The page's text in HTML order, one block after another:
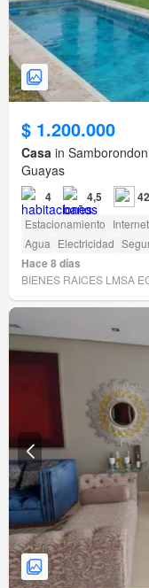
$ 1.200.000
Casa in
Guayas
4 4,5
Estacionamiento Internet
Agua Electricidad
Hace 8 días
BIENES RAICES LMSA